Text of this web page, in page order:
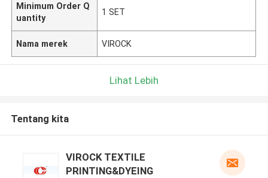
Minimum Order Q
uantity
1 SET
Nama merek VIROCK
Lihat Lebih
Tentang kita
VIROCK TEXTILE
PRINTING&DYEING